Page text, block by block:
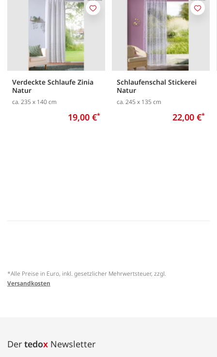
Verdeckte Schlaufe Zinia
Natur
ca. 235 x 140 cm
19,00 €*
Merken
Schlaufenschal Stickerei
Natur
ca. 245 x 135 cm
22,00 €*
*Alle Preise in Euro, inkl. gesetzlicher Mehrwertsteuer, zzgl.
Versandkosten
Der tedox Newsletter